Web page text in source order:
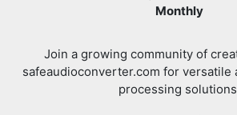
Monthly
Join a growing community of
safeaudioconverter.com for versatile
processing